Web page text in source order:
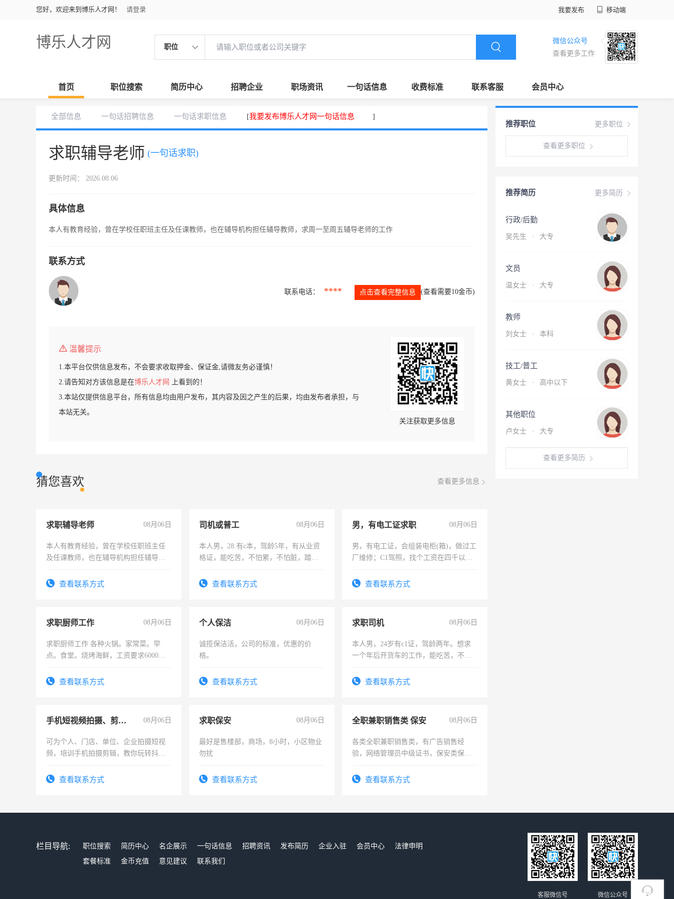
您好，欢迎来到博乐人才网！ 请登录 我要发布 移动端
博乐人才网 职位
微信公众号
查看更多工作
首页 职位搜索 简历中心 招聘企业 职场资讯 一句话信息 收费标准 联系客服 会员中心
全部信息 一句话招聘信息 一句话求职信息 [我要发布博乐人才网一句话信息 ]
求职辅导老师 (一句话求职)
更新时间： 2026.08.06
具体信息
本人有教育经验，曾在学校任职班主任及任课教师，也在辅导机构担任辅导教师，求周一至周五辅导老师的工作
联系方式
联系电话： **** 点击查看完整信息 (查看需要10金币)
温馨提示
1.本平台仅供信息发布，不会要求收取押金、保证金,请微友务必谨慎！
2.请告知对方该信息是在博乐人才网
上看到的！
3.本站仅提供信息平台，所有信息均由用户发布，其内容及因之产生的后果，均由发布者承担，与
本站无关。
关注获取更多信息
猜您喜欢 查看更多信息
求职辅导老师 08月06日
本人有教育经验，曾在学校任职班主任
及任课教师，也在辅导机构担任辅导教
查看联系方式
司机或普工 08月06日
本人男，28.有c本，驾龄5年，有从业资
格证，能吃苦，不怕累，不怕脏，踏
查看联系方式
男，有电工证求职 08月06日
男，有电工证，会组装电柜(箱)，做过工
厂维修；C1驾照，找个工资在四千以
电话查看联系方式
求职厨师工作 08月06日
求职厨师工作 各种火锅。家常菜。早
点。食堂。烧烤海鲜，工资要求6000以
查看联系方式
个人保洁 08月06日
诚揽保洁活，公司的标准，优惠的价
格。
查看联系方式
求职司机 08月06日
本人男，24岁有c1证，驾龄两年。想求
一个年后开货车的工作，能吃苦，不怕
查看联系方式
手机短视频拍摄、剪辑、抖音快手 08月06日
可为个人、门店、单位、企业拍摄短视
频，培训手机拍摄剪辑，教你玩转抖音
频，培训手机拍摄剪辑，教你玩转抖
查看联系方式
求职保安 08月06日
最好是售楼部，商场，8小时，小区物业
勿扰
查看联系方式
全职兼职销售类 保安 08月06日
各类全职兼职销售类，有广告销售经
验，网络管理员中级证书，保安类保安
有高低压电工证和十几年工作经验
查看联系方式
更多职位
推荐职位
查看更多职位
更多简历
推荐简历
行政/后勤
吴先生 · 大专
文员
温女士 · 大专
教师
刘女士 · 本科
技工/普工
黄女士 · 高中以下
其他职位
卢女士 · 大专
查看更多简历
栏目导航: 职位搜索 简历中心 名企展示 一句话信息 招聘资讯 发布简历 企业入驻 会员中心
法律申明
套餐标准
金币充值 意见建议 联系我们
微信公众号
客服微信号